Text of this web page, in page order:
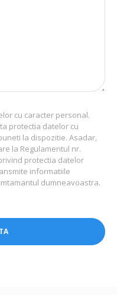
cu caracter personal.
protectia datelor cu
la dispozitie. Asadar,
la Regulamentul nr.
protectia datelor
informatiile
dumneavoastra.